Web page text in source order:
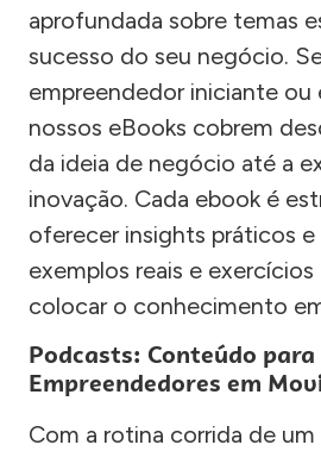
aprofundada sobre temas
sucesso do seu negócio.
empreendedor iniciante ou
nossos eBooks cobrem
da ideia de negócio até a
inovação. Cada ebook é
oferecer insights práticos e
exemplos reais e
colocar o conhecimento
Podcasts: Conteúdo para
Empreendedores em
Com a rotina corrida de